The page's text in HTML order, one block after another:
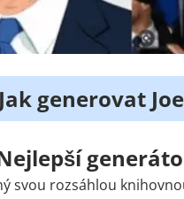
generovat
svou rozsáhlou